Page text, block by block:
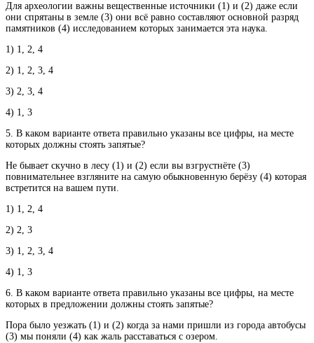
Для археологии важны вещественные источники (1) и (2) даже если
они спрятаны в земле (3) они всё равно составляют основной разряд
памятников (4) исследованием которых занимается эта наука.
1) 1, 2, 4
2) 1, 2, 3, 4
3) 2, 3, 4
4) 1, 3
5. В каком варианте ответа правильно указаны все цифры, на месте
которых должны стоять запятые?
Не бывает скучно в лесу (1) и (2) если вы взгрустнёте (3)
повнимательнее взгляните на самую обыкновенную берёзу (4) которая
встретится на вашем пути.
1) 1, 2, 4
2) 2, 3
3) 1, 2, 3, 4
4) 1, 3
6. В каком варианте ответа правильно указаны все цифры, на месте
которых в предложении должны стоять запятые?
Пора было уезжать (1) и (2) когда за нами пришли из города автобусы
(3) мы поняли (4) как жаль расставаться с озером.